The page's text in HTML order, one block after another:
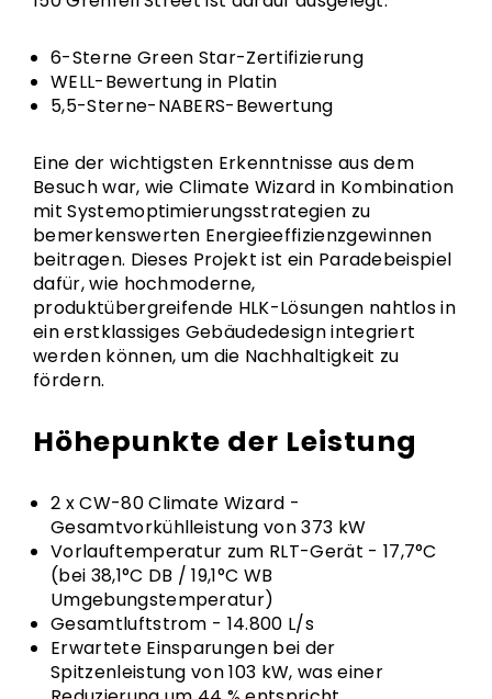
6-Sterne Green Star-Zertifizierung
WELL-Bewertung in Platin
5,5-Sterne-NABERS-Bewertung
Eine der wichtigsten Erkenntnisse aus dem
Besuch war, wie Climate Wizard in Kombination
mit Systemoptimierungsstrategien zu
bemerkenswerten Energieeffizienzgewinnen
beitragen. Dieses Projekt ist ein Paradebeispiel
dafür, wie hochmoderne,
produktübergreifende HLK-Lösungen nahtlos in
ein erstklassiges Gebäudedesign integriert
werden können, um die Nachhaltigkeit zu
fördern.
Höhepunkte der Leistung
2 x CW-80 Climate Wizard -
Gesamtvorkühlleistung von 373 kW
Vorlauftemperatur zum RLT-Gerät - 17,7°C
(bei 38,1°C DB / 19,1°C WB
Umgebungstemperatur)
Gesamtluftstrom - 14.800 L/s
Erwartete Einsparungen bei der
Spitzenleistung von 103 kW, was einer